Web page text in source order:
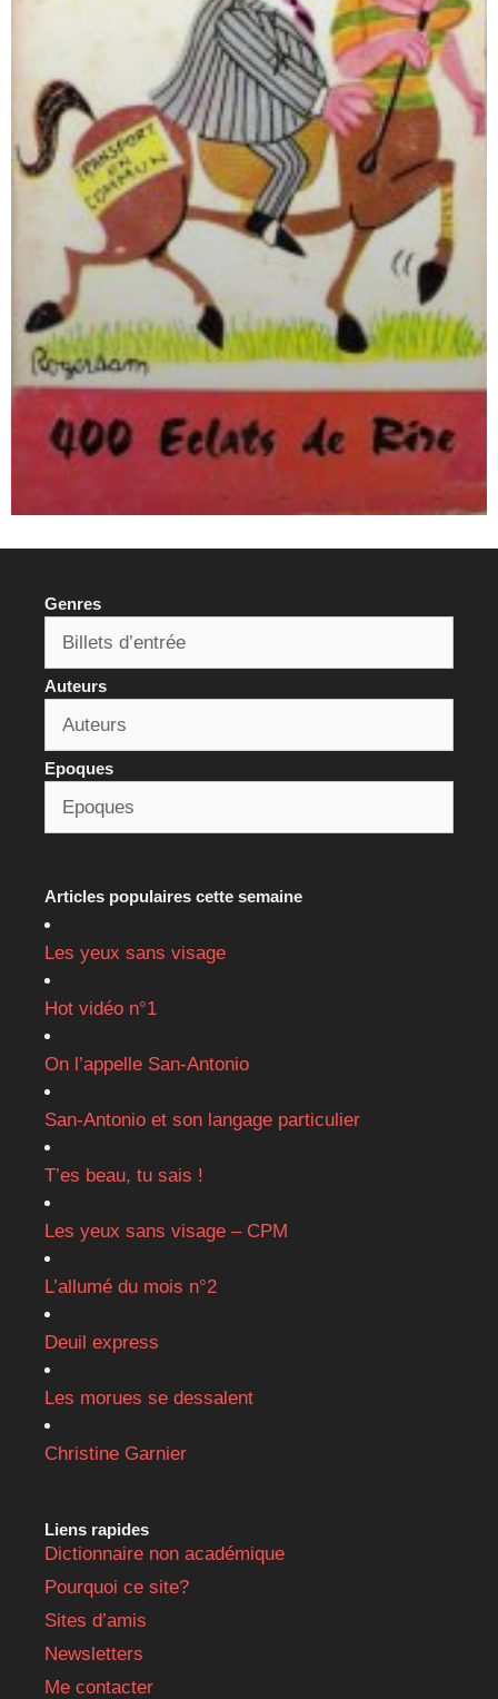
Genres
Auteurs
Epoques
Articles populaires cette semaine
Les yeux sans visage
Hot vidéo n°1
On l’appelle San-Antonio
San-Antonio et son langage particulier
T’es beau, tu sais !
Les yeux sans visage – CPM
L’allumé du mois n°2
Deuil express
Les morues se dessalent
Christine Garnier
Liens rapides
Dictionnaire non académique
Pourquoi ce site?
Sites d’amis
Newsletters
Me contacter